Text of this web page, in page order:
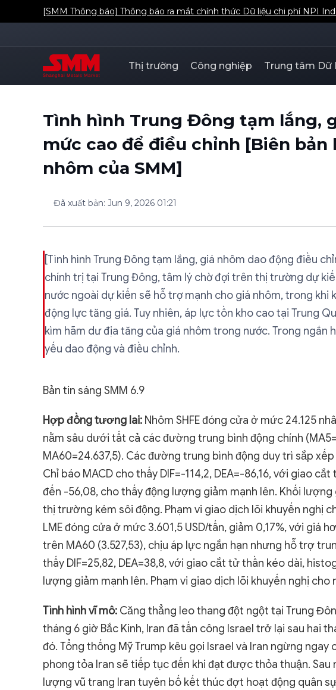
[Thông báo SMM] Về việc bổ sung Hệ số tồn kho xã hội phế liệu
Thị trường Công nghiệp Trung tâm Dữ
Tình hình Trung Đông tạm lắng,
mức cao để điều chỉnh [Biên bản
nhôm của SMM]
Đã xuất bản: Jun 9, 2026 01:21
[Tình hình Trung Đông tạm lắng, giá nhôm dao động điều
chính trị tại Trung Đông, tâm lý chờ đợi trên thị trường dự
nước ngoài dự kiến sẽ hỗ trợ mạnh cho giá nhôm, trong khi
động lực tăng giá. Tuy nhiên, áp lực tồn kho cao tại Trung
kìm hãm dư địa tăng của giá nhôm trong nước. Trong ngắn
yếu dao động và điều chỉnh.
Bản tin sáng SMM 6.9
Hợp đồng tương lai: Nhôm SHFE đóng cửa ở mức 24.125
nằm sâu dưới tất cả các đường trung bình động chính
MA60=24.637,5). Các đường trung bình động duy trì sắp
Chỉ báo MACD cho thấy DIF=-114,2, DEA=-86,16, với giao
đến -56,08, cho thấy động lượng giảm mạnh lên. Khối
thị trường kém sôi động. Phạm vi giao dịch lõi khuyến nghị
LME đóng cửa ở mức 3.601,5 USD/tấn, giảm 0,17%, với giá
trên MA60 (3.527,53), chịu áp lực ngắn hạn nhưng hỗ trợ
thấy DIF=25,82, DEA=38,8, với giao cắt tử thần kéo dài,
lượng giảm mạnh lên. Phạm vi giao dịch lõi khuyến nghị cho
Tình hình vĩ mô: Căng thẳng leo thang đột ngột tại Trung
tháng 6 giờ Bắc Kinh, Iran đã tấn công Israel trở lại sau hai
đó. Tổng thống Mỹ Trump kêu gọi Israel và Iran ngừng
phong tỏa Iran sẽ tiếp tục đến khi đạt được thỏa thuận.
lượng vũ trang Iran tuyên bố kết thúc đợt hoạt động quân